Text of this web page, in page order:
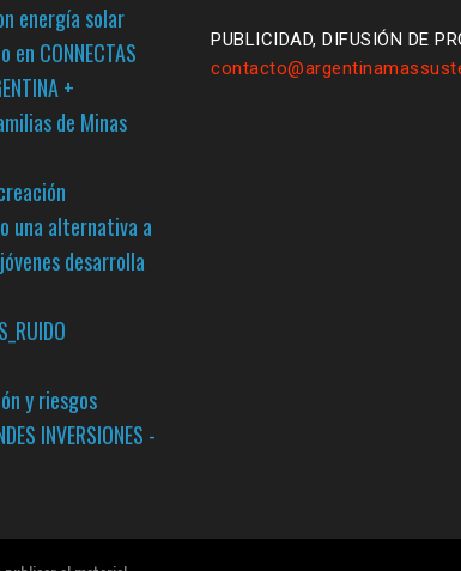
energía solar
CONNECTAS
+
de Minas
una alternativa a
desarrolla
y riesgos
INVERSIONES -
PUBLICIDAD, DIFUSIÓN DE